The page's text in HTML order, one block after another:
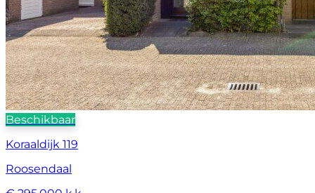
Beschikbaar
Koraaldijk 119
Roosendaal